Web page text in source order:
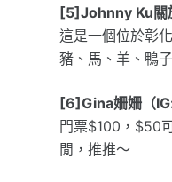
[5]Johnny Ku關
這是一個位於彰
豬、馬、羊、鴨
[6]Gina姍姍（
門票$100，$50
閒，推推～